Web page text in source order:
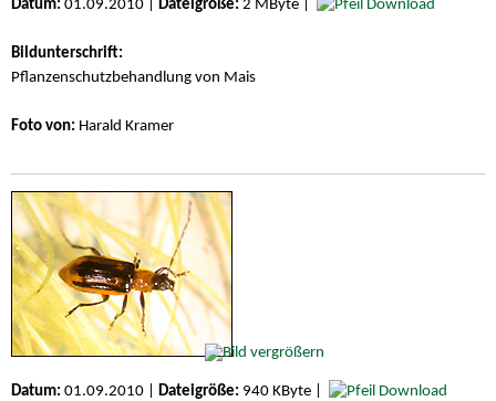
Datum: 01.09.2010 | Dateigröße: 2 MByte | Download
Bildunterschrift:
Pflanzenschutzbehandlung von Mais
Foto von: Harald Kramer
Datum: 01.09.2010 | Dateigröße: 940 KByte | Download